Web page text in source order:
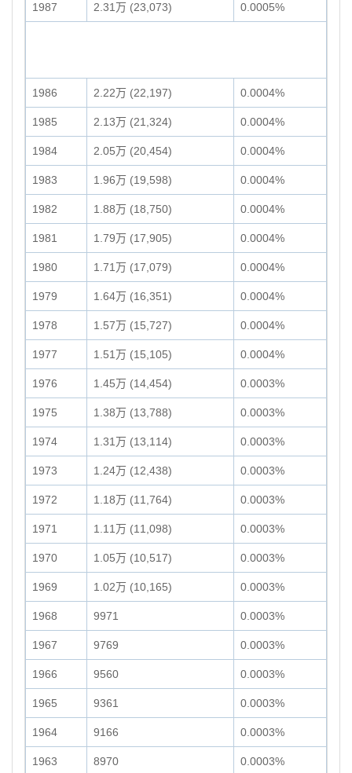
1987 2.31万 (23,073) 0.0005%
1986 2.22万 (22,197) 0.0004%
1985 2.13万 (21,324) 0.0004%
1984 2.05万 (20,454) 0.0004%
1983 1.96万 (19,598) 0.0004%
1982 1.88万 (18,750) 0.0004%
1981 1.79万 (17,905) 0.0004%
1980 1.71万 (17,079) 0.0004%
1979 1.64万 (16,351) 0.0004%
1978 1.57万 (15,727) 0.0004%
1977 1.51万 (15,105) 0.0004%
1976 1.45万 (14,454) 0.0003%
1975 1.38万 (13,788) 0.0003%
1974 1.31万 (13,114) 0.0003%
1973 1.24万 (12,438) 0.0003%
1972 1.18万 (11,764) 0.0003%
1971 1.11万 (11,098) 0.0003%
1970 1.05万 (10,517) 0.0003%
1969 1.02万 (10,165) 0.0003%
1968 9971 0.0003%
1967 9769 0.0003%
1966 9560 0.0003%
1965 9361 0.0003%
1964 9166 0.0003%
1963 8970 0.0003%